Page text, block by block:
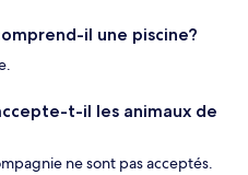
il une piscine?
t-il les animaux de
ne sont pas acceptés.